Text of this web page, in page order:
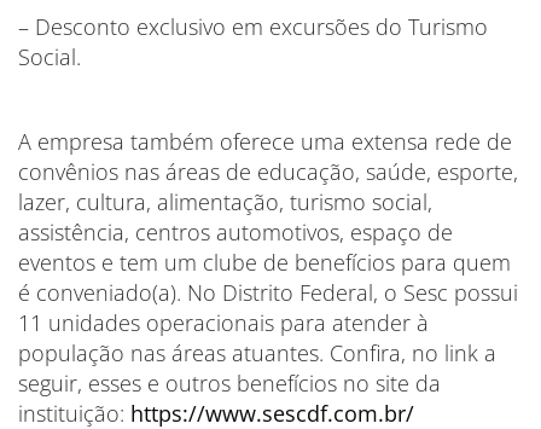
– Desconto exclusivo em excursões do Turismo
Social.
A empresa também oferece uma extensa rede de
convênios nas áreas de educação, saúde, esporte,
lazer, cultura, alimentação, turismo social,
assistência, centros automotivos, espaço de
eventos e tem um clube de benefícios para quem
é conveniado(a). No Distrito Federal, o Sesc possui
11 unidades operacionais para atender à
população nas áreas atuantes. Confira, no link a
seguir, esses e outros benefícios no site da
instituição: https://www.sescdf.com.br/